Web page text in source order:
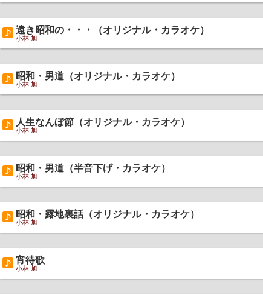
遠き昭和の・・・（オリジナル・カラオケ）
小林 旭
昭和・男道（オリジナル・カラオケ）
小林 旭
人生なんぼ節（オリジナル・カラオケ）
小林 旭
昭和・男道（半音下げ・カラオケ）
小林 旭
昭和・露地裏話（オリジナル・カラオケ）
小林 旭
宵待歌
小林 旭